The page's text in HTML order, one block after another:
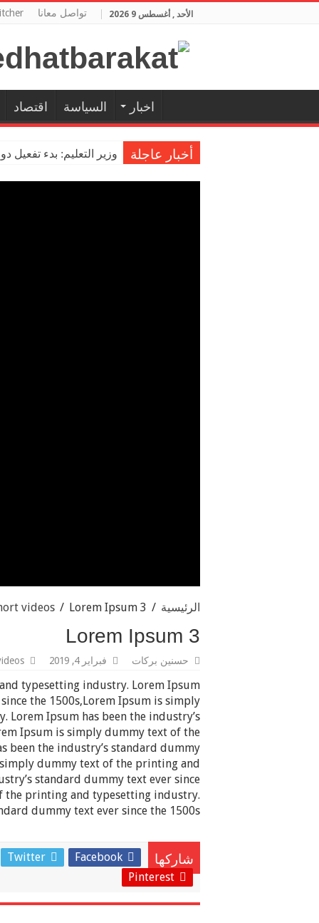
الأحد , أغسطس 9 2026 تواصل معانا
اخبار السياسة اقتصاد
أخبار عاجلة وزير التعليم: بدء تفعيل
الرئيسية /
videos / Lorem Ipsum 3
Lorem Ipsum 3
حسنين بركات فبراير 4, 2019
typesetting industry. Lorem Ipsum
the 1500s,Lorem Ipsum is simply
Ipsum has been the industry’s
Ipsum is simply dummy text of the
been the industry’s standard dummy
dummy text of the printing and
standard dummy text ever since
the printing and typesetting industry.
dummy text ever since the 1500s.
شاركها Facebook
Twitter
Pinterest